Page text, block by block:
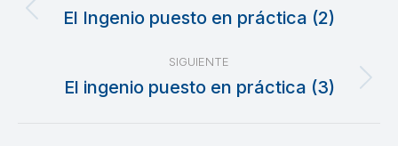
entre
publicaciones
Publicación
El Ingenio puesto en práctica (2)
SIGUIENTE
Publicación
El ingenio puesto en práctica (3)